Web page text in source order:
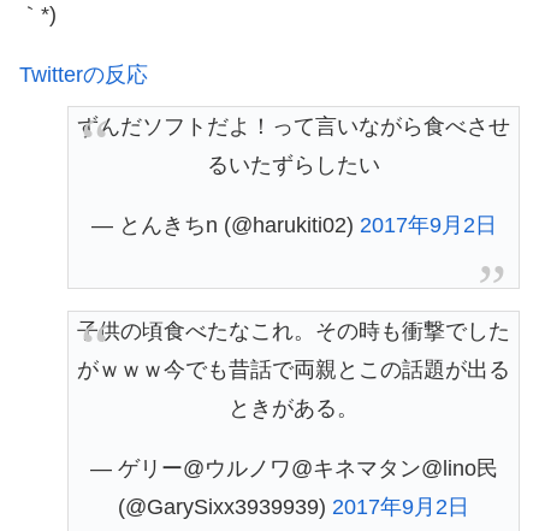
｀*)
Twitterの反応
ずんだソフトだよ！って言いながら食べさせ
るいたずらしたい
— とんきちn (@harukiti02) 2017年9月2日
子供の頃食べたなこれ。その時も衝撃でした
がｗｗｗ今でも昔話で両親とこの話題が出る
ときがある。
— ゲリー@ウルノワ@キネマタン@lino民
(@GarySixx3939939) 2017年9月2日